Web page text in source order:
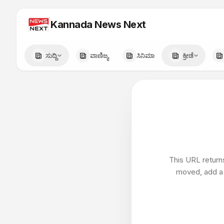
Kannada News Next
ಸುದ್ದಿ ವಾಣಿಜ್ಯ ಸಿನಿಮಾ ಕ್ರೀಡೆ
This URL
moved, add